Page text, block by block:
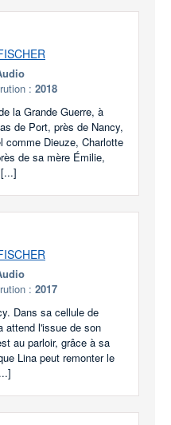
: 2018
la Grande Guerre, à
de Port, près de Nancy,
comme Dieuze, Charlotte
de sa mère Émilie,
: 2017
Dans sa cellule de
attend l'issue de son
au parloir, grâce à sa
Lina peut remonter le